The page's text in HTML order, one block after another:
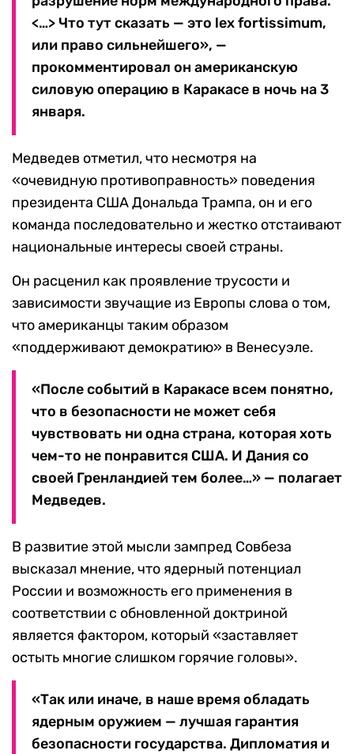
<…> Что тут сказать — это lex fortissimum,
или право сильнейшего», —
прокомментировал он американскую
силовую операцию в Каракасе в ночь на 3
января.
Медведев отметил, что несмотря на
«очевидную противоправность» поведения
президента США Дональда Трампа, он и его
команда последовательно и жестко отстаивают
национальные интересы своей страны.
Он расценил как проявление трусости и
зависимости звучащие из Европы слова о том,
что американцы таким образом
«поддерживают демократию» в Венесуэле.
«После событий в Каракасе всем понятно,
что в безопасности не может себя
чувствовать ни одна страна, которая хоть
чем-то не понравится США. И Дания со
своей Гренландией тем более…» — полагает
Медведев.
В развитие этой мысли зампред Совбеза
высказал мнение, что ядерный потенциал
России и возможность его применения в
соответствии с обновленной доктриной
является фактором, который «заставляет
остыть многие слишком горячие головы».
«Так или иначе, в наше время обладать
ядерным оружием — лучшая гарантия
безопасности государства. Дипломатия и